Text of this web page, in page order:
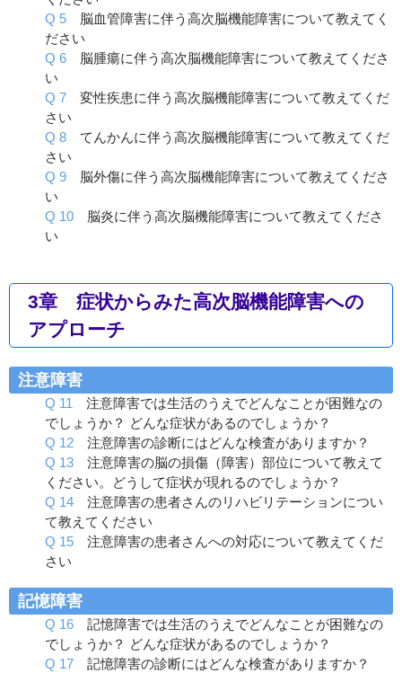
Q 5 脳血管障害に伴う高次脳機能障害について教えてく
ださい
Q 6 脳腫瘍に伴う高次脳機能障害について教えてくださ
い
Q 7 変性疾患に伴う高次脳機能障害について教えてくだ
さい
Q 8 てんかんに伴う高次脳機能障害について教えてくだ
さい
Q 9 脳外傷に伴う高次脳機能障害について教えてくださ
い
Q 10 脳炎に伴う高次脳機能障害について教えてくださ
い
3章 症状からみた高次脳機能障害への
アプローチ
注意障害
Q 11
注意障害では生活のうえでどんなことが困難なの
でしょうか？ どんな症状があるのでしょうか？
Q 12 注意障害の診断にはどんな検査がありますか？
Q 13 注意障害の脳の損傷（障害）部位について教えて
ください。どうして症状が現れるのでしょうか？
Q 14 注意障害の患者さんのリハビリテーションについ
て教えてください
Q 15 注意障害の患者さんへの対応について教えてくだ
さい
記憶障害
Q 16 記憶障害では生活のうえでどんなことが困難なの
でしょうか？ どんな症状があるのでしょうか？
Q 17 記憶障害の診断にはどんな検査がありますか？